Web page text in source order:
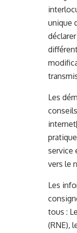
unique
Les
internet
service
vers le
Les
tous :
(RNE),